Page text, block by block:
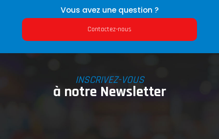
Vous avez une question ?
Contactez-nous
INSCRIVEZ-VOUS
à notre Newsletter